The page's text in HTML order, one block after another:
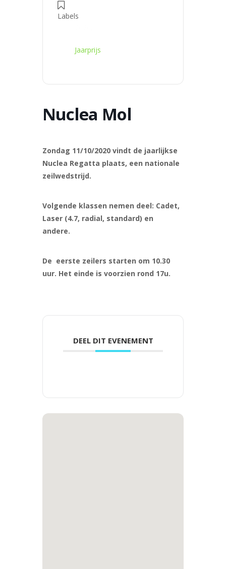
Labels
Jaarprijs
Nuclea Mol
Zondag 11/10/2020 vindt de jaarlijkse
Nuclea Regatta plaats, een nationale
zeilwedstrijd.
Volgende klassen nemen deel: Cadet,
Laser (4.7, radial, standard) en
andere.
De eerste zeilers starten om 10.30
uur. Het einde is voorzien rond 17u.
DEEL DIT EVENEMENT